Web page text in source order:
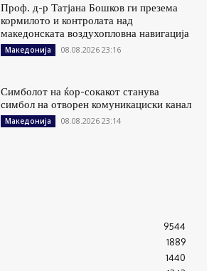
Проф. д-р Татјана Бошков ги презема
кормилото и контролата над
македонската воздухопловна навигација
Македонија 08.08.2026 23:16
Симболот на ќор-сокакот станува
симбол на отворен комуникациски канал
Македонија 08.08.2026 23:14
9544
1889
1440